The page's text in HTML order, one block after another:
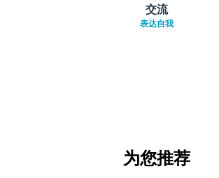
交流
表达自我
为您推荐